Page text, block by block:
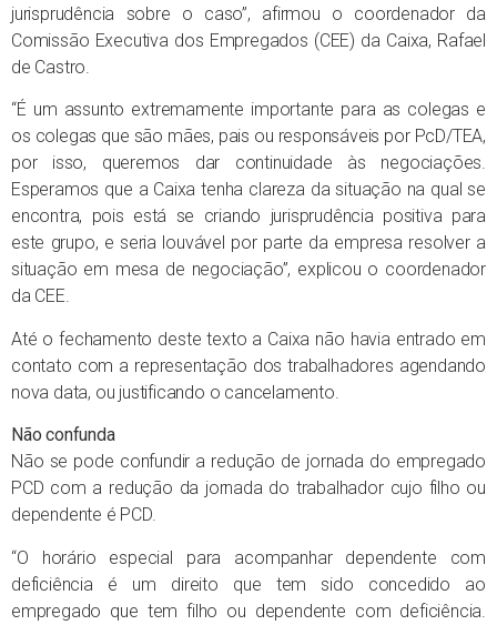
jurisprudência sobre o caso”, afirmou o coordenador da
Comissão Executiva dos Empregados (CEE) da Caixa, Rafael
de Castro.
“É um assunto extremamente importante para as colegas e
os colegas que são mães, pais ou responsáveis por PcD/TEA,
por isso, queremos dar continuidade às negociações.
Esperamos que a Caixa tenha clareza da situação na qual se
encontra, pois está se criando jurisprudência positiva para
este grupo, e seria louvável por parte da empresa resolver a
situação em mesa de negociação”, explicou o coordenador
da CEE.
Até o fechamento deste texto a Caixa não havia entrado em
contato com a representação dos trabalhadores agendando
nova data, ou justificando o cancelamento.
Não confunda
Não se pode confundir a redução de jornada do empregado
PCD com a redução da jornada do trabalhador cujo filho ou
dependente é PCD.
“O horário especial para acompanhar dependente com
deficiência é um direito que tem sido concedido ao
empregado que tem filho ou dependente com deficiência.